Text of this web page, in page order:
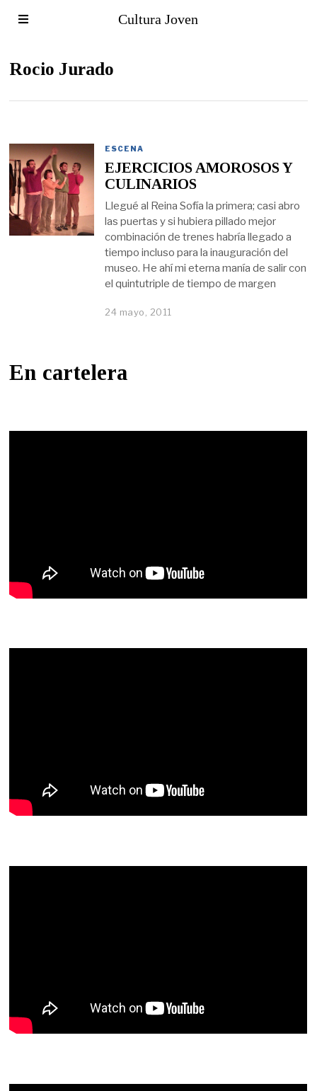
Cultura Joven
Rocio Jurado
ESCENA
EJERCICIOS AMOROSOS Y
CULINARIOS
Llegué al Reina Sofía la primera; casi abro
las puertas y si hubiera pillado mejor
combinación de trenes habría llegado a
tiempo incluso para la inauguración del
museo. He ahí mi eterna manía de salir con
el quintutriple de tiempo de margen
24 mayo, 2011
En cartelera